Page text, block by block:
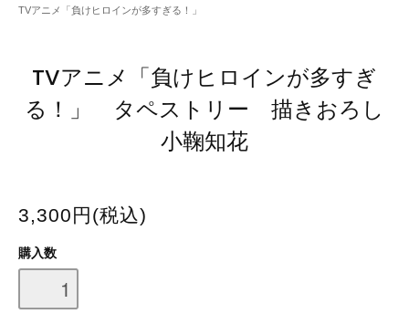
TVアニメ「負けヒロインが多すぎる！」
TVアニメ「負けヒロインが多すぎ
る！」 タペストリー 描きおろし
小鞠知花
3,300円(税込)
購入数